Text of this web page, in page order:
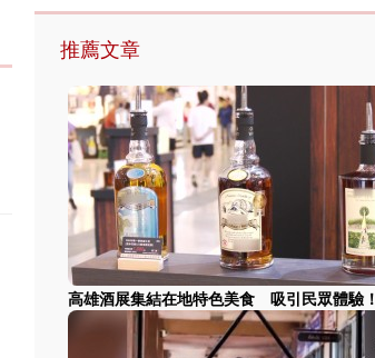
推薦文章
高雄酒展集結在地特色美食 吸引民眾體驗！